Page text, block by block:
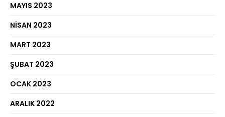
MAYIS 2023
NISAN 2023
MART 2023
ŞUBAT 2023
OCAK 2023
ARALIK 2022